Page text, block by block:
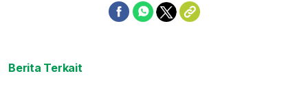
Berita Terkait